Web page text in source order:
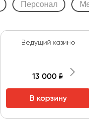
Персонал
Ведущий казино
13 000 ₽
В корзину